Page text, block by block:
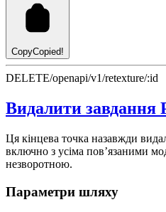
CopyCopied!
DELETE/openapi/v1/retexture/:id
Видалити завдання
Ця кінцева точка назавжди
включно з усіма пов’язаними
незворотною.
Параметри шляху